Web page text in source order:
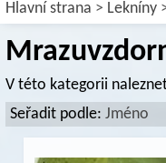
Hlavní strana > Lekníny
V této kategorii
Seřadit podle: Jméno